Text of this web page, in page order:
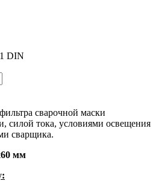
DIN
сварочной маски
силой тока, условиями освещения
сварщика.
мм